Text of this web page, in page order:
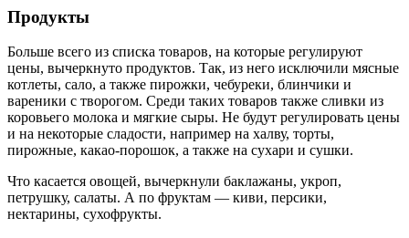
Продукты
Больше всего из списка товаров, на которые регулируют
цены, вычеркнуто продуктов. Так, из него исключили мясные
котлеты, сало, а также пирожки, чебуреки, блинчики и
вареники с творогом. Среди таких товаров также сливки из
коровьего молока и мягкие сыры. Не будут регулировать цены
и на некоторые сладости, например на халву, торты,
пирожные, какао-порошок, а также на сухари и сушки.
Что касается овощей, вычеркнули баклажаны, укроп,
петрушку, салаты. А по фруктам — киви, персики,
нектарины, сухофрукты.